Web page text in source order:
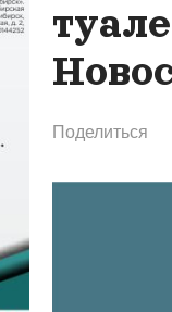
Поделиться